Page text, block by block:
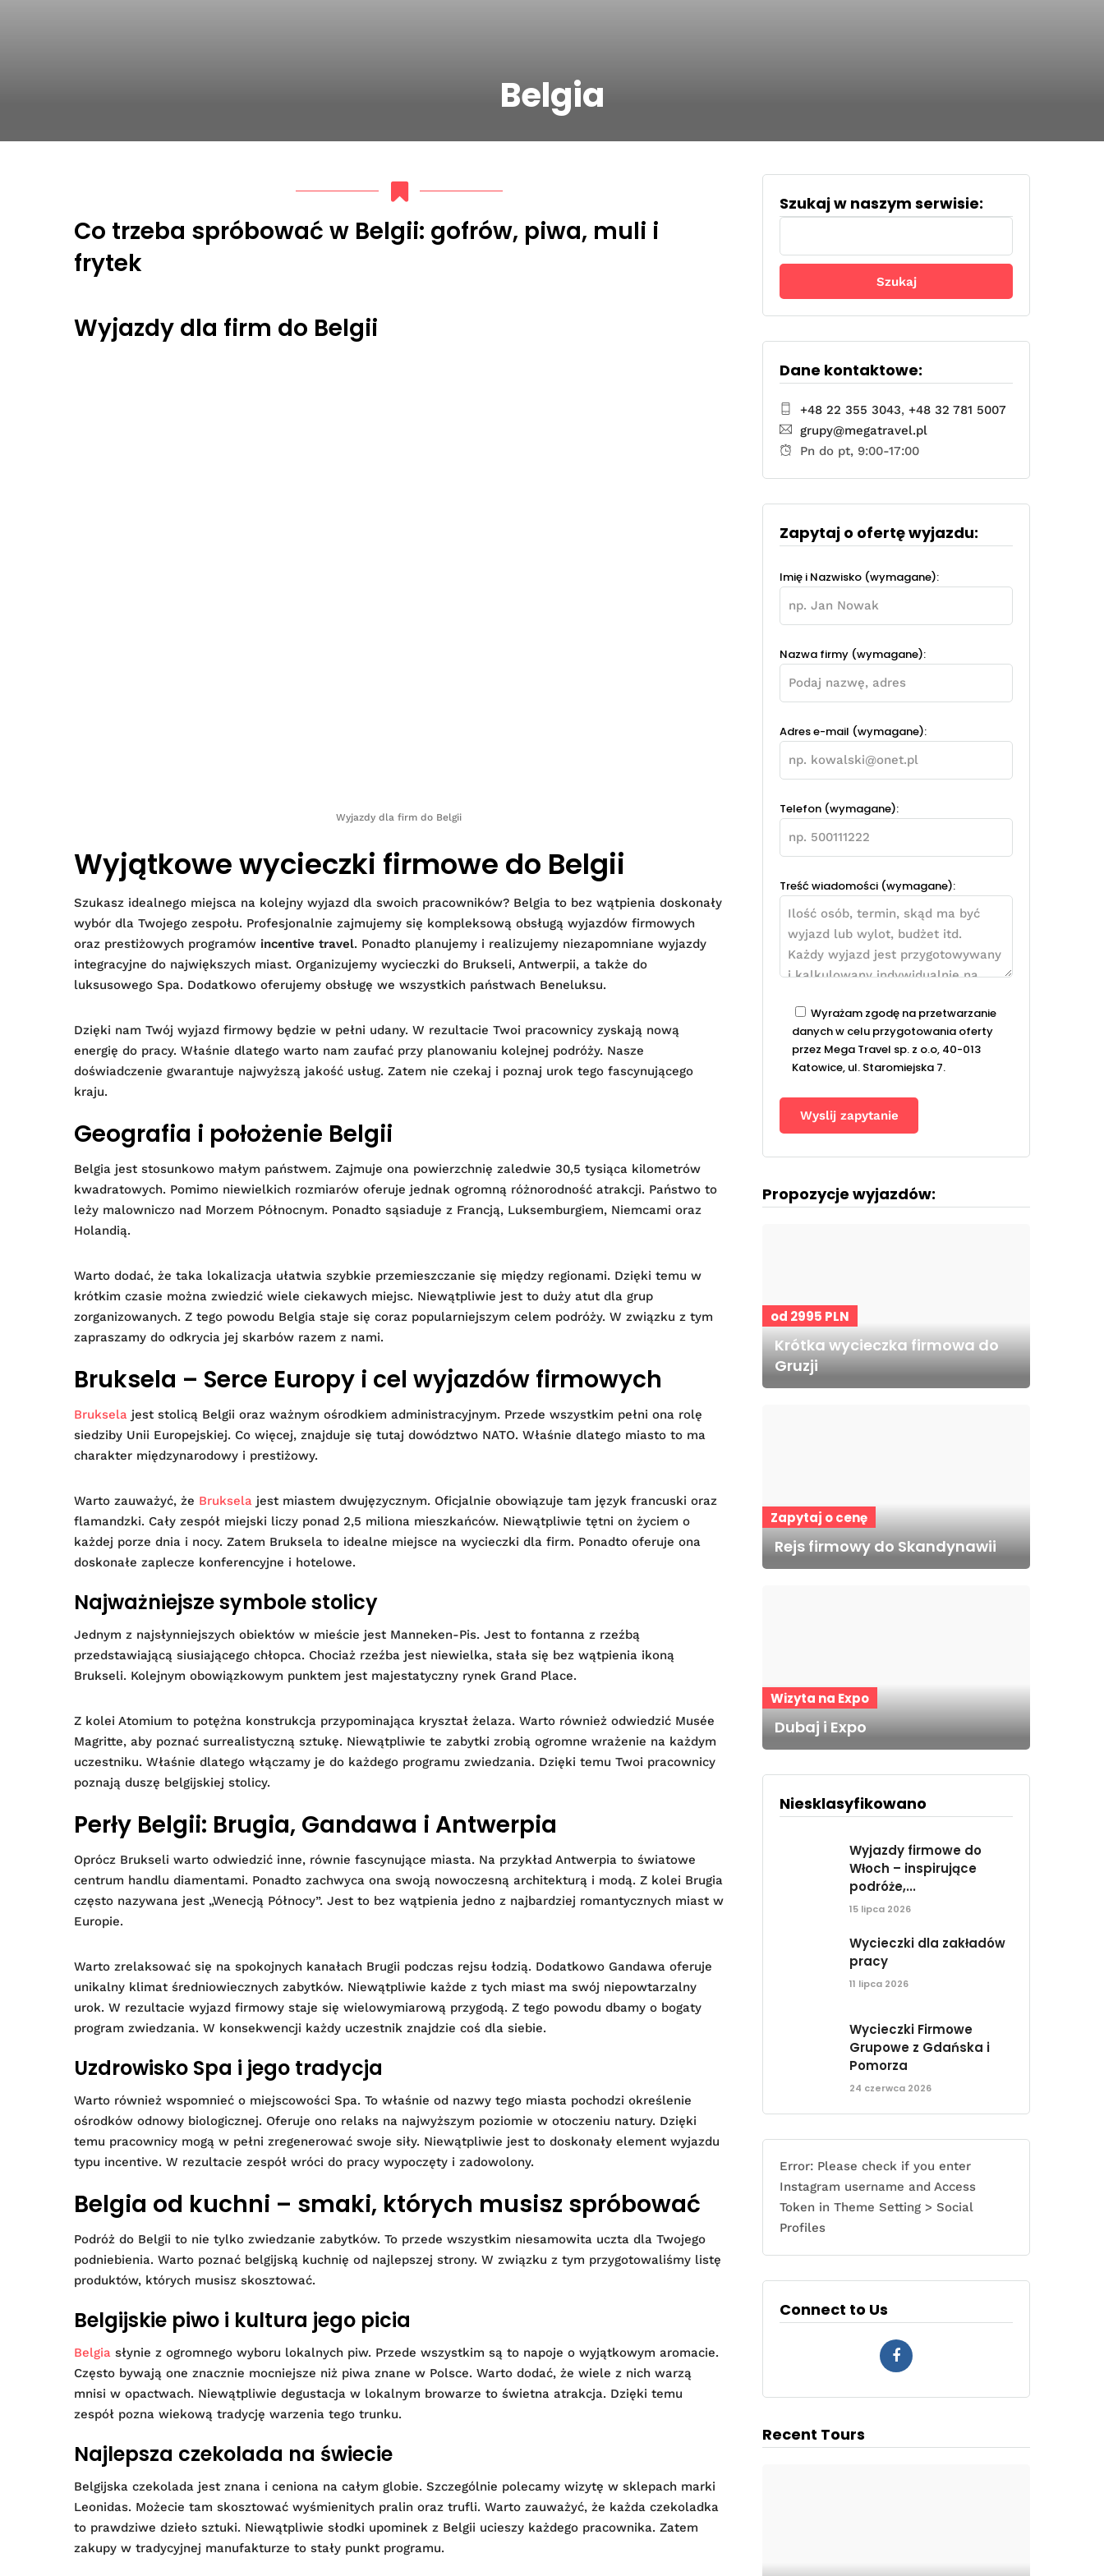
Belgia
Co trzeba spróbować w Belgii: gofrów, piwa, muli i
frytek
Wyjazdy dla firm do Belgii
Wyjazdy dla firm do Belgii
Wyjątkowe wycieczki firmowe do Belgii
Szukasz idealnego miejsca na kolejny wyjazd dla swoich pracowników? Belgia to bez wątpienia doskonały
wybór dla Twojego zespołu. Profesjonalnie zajmujemy się kompleksową obsługą wyjazdów firmowych
oraz prestiżowych programów incentive travel. Ponadto planujemy i realizujemy niezapomniane wyjazdy
integracyjne do największych miast. Organizujemy wycieczki do Brukseli, Antwerpii, a także do
luksusowego Spa. Dodatkowo oferujemy obsługę we wszystkich państwach Beneluksu.
Dzięki nam Twój wyjazd firmowy będzie w pełni udany. W rezultacie Twoi pracownicy zyskają nową
energię do pracy. Właśnie dlatego warto nam zaufać przy planowaniu kolejnej podróży. Nasze
doświadczenie gwarantuje najwyższą jakość usług. Zatem nie czekaj i poznaj urok tego fascynującego
kraju.
Geografia i położenie Belgii
Belgia jest stosunkowo małym państwem. Zajmuje ona powierzchnię zaledwie 30,5 tysiąca kilometrów
kwadratowych. Pomimo niewielkich rozmiarów oferuje jednak ogromną różnorodność atrakcji. Państwo to
leży malowniczo nad Morzem Północnym. Ponadto sąsiaduje z Francją, Luksemburgiem, Niemcami oraz
Holandią.
Warto dodać, że taka lokalizacja ułatwia szybkie przemieszczanie się między regionami. Dzięki temu w
krótkim czasie można zwiedzić wiele ciekawych miejsc. Niewątpliwie jest to duży atut dla grup
zorganizowanych. Z tego powodu Belgia staje się coraz popularniejszym celem podróży. W związku z tym
zapraszamy do odkrycia jej skarbów razem z nami.
Bruksela – Serce Europy i cel wyjazdów firmowych
Bruksela jest stolicą Belgii oraz ważnym ośrodkiem administracyjnym. Przede wszystkim pełni ona rolę
siedziby Unii Europejskiej. Co więcej, znajduje się tutaj dowództwo NATO. Właśnie dlatego miasto to ma
charakter międzynarodowy i prestiżowy.
Warto zauważyć, że Bruksela jest miastem dwujęzycznym. Oficjalnie obowiązuje tam język francuski oraz
flamandzki. Cały zespół miejski liczy ponad 2,5 miliona mieszkańców. Niewątpliwie tętni on życiem o
każdej porze dnia i nocy. Zatem Bruksela to idealne miejsce na wycieczki dla firm. Ponadto oferuje ona
doskonałe zaplecze konferencyjne i hotelowe.
Najważniejsze symbole stolicy
Jednym z najsłynniejszych obiektów w mieście jest Manneken-Pis. Jest to fontanna z rzeźbą
przedstawiającą siusiającego chłopca. Chociaż rzeźba jest niewielka, stała się bez wątpienia ikoną
Brukseli. Kolejnym obowiązkowym punktem jest majestatyczny rynek Grand Place.
Z kolei Atomium to potężna konstrukcja przypominająca kryształ żelaza. Warto również odwiedzić Musée
Magritte, aby poznać surrealistyczną sztukę. Niewątpliwie te zabytki zrobią ogromne wrażenie na każdym
uczestniku. Właśnie dlatego włączamy je do każdego programu zwiedzania. Dzięki temu Twoi pracownicy
poznają duszę belgijskiej stolicy.
Perły Belgii: Brugia, Gandawa i Antwerpia
Oprócz Brukseli warto odwiedzić inne, równie fascynujące miasta. Na przykład Antwerpia to światowe
centrum handlu diamentami. Ponadto zachwyca ona swoją nowoczesną architekturą i modą. Z kolei Brugia
często nazywana jest „Wenecją Północy”. Jest to bez wątpienia jedno z najbardziej romantycznych miast w
Europie.
Warto zrelaksować się na spokojnych kanałach Brugii podczas rejsu łodzią. Dodatkowo Gandawa oferuje
unikalny klimat średniowiecznych zabytków. Niewątpliwie każde z tych miast ma swój niepowtarzalny
urok. W rezultacie wyjazd firmowy staje się wielowymiarową przygodą. Z tego powodu dbamy o bogaty
program zwiedzania. W konsekwencji każdy uczestnik znajdzie coś dla siebie.
Uzdrowisko Spa i jego tradycja
Warto również wspomnieć o miejscowości Spa. To właśnie od nazwy tego miasta pochodzi określenie
ośrodków odnowy biologicznej. Oferuje ono relaks na najwyższym poziomie w otoczeniu natury. Dzięki
temu pracownicy mogą w pełni zregenerować swoje siły. Niewątpliwie jest to doskonały element wyjazdu
typu incentive. W rezultacie zespół wróci do pracy wypoczęty i zadowolony.
Belgia od kuchni – smaki, których musisz spróbować
Podróż do Belgii to nie tylko zwiedzanie zabytków. To przede wszystkim niesamowita uczta dla Twojego
podniebienia. Warto poznać belgijską kuchnię od najlepszej strony. W związku z tym przygotowaliśmy listę
produktów, których musisz skosztować.
Belgijskie piwo i kultura jego picia
Belgia słynie z ogromnego wyboru lokalnych piw. Przede wszystkim są to napoje o wyjątkowym aromacie.
Często bywają one znacznie mocniejsze niż piwa znane w Polsce. Warto dodać, że wiele z nich warzą
mnisi w opactwach. Niewątpliwie degustacja w lokalnym browarze to świetna atrakcja. Dzięki temu
zespół pozna wiekową tradycję warzenia tego trunku.
Najlepsza czekolada na świecie
Belgijska czekolada jest znana i ceniona na całym globie. Szczególnie polecamy wizytę w sklepach marki
Leonidas. Możecie tam skosztować wyśmienitych pralin oraz trufli. Warto zauważyć, że każda czekoladka
to prawdziwe dzieło sztuki. Niewątpliwie słodki upominek z Belgii ucieszy każdego pracownika. Zatem
zakupy w tradycyjnej manufakturze to stały punkt programu.
Szukaj w naszym serwisie:
Szukaj:
Dane kontaktowe:
+48 22 355 3043,+48 32 781 5007
grupy@megatravel.pl
Pn do pt, 9:00-17:00
Zapytaj o ofertę wyjazdu:
Imię i Nazwisko (wymagane):
Nazwa firmy (wymagane):
Adres e-mail (wymagane):
Telefon (wymagane):
Treść wiadomości (wymagane):
Wyrażam zgodę na przetwarzanie
danych w celu przygotowania oferty
przez Mega Travel sp. z o.o, 40-013
Katowice, ul. Staromiejska 7.
Propozycje wyjazdów:
od 2995 PLN
Krótka wycieczka firmowa do
Gruzji
Zapytaj o cenę
Rejs firmowy do Skandynawii
Wizyta na Expo
Dubaj i Expo
Niesklasyfikowano
Wyjazdy firmowe do
Włoch – inspirujące
podróże,...
15 lipca 2026
Wycieczki dla zakładów
pracy
11 lipca 2026
Wycieczki Firmowe
Grupowe z Gdańska i
Pomorza
24 czerwca 2026
Error: Please check if you enter
Instagram username and Access
Token in Theme Setting > Social
Profiles
Connect to Us
Recent Tours